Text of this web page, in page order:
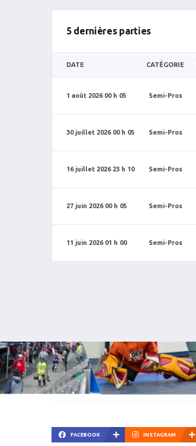
5 dernières parties
DATE CATÉGORIE
1 août 2026 00 h 05 Semi-Pros
30 juillet 2026 00 h 05 Semi-Pros
16 juillet 2026 23 h 10 Semi-Pros
27 juin 2026 00 h 05 Semi-Pros
11 juin 2026 01 h 00 Semi-Pros
FACEBOOK INSTAGRAM